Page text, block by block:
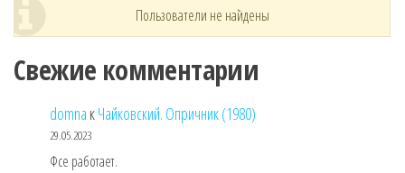
Пользователи не найдены
Свежие комментарии
domna кЧайковский. Опричник (1980)
29.05.2023
Фсе работает.